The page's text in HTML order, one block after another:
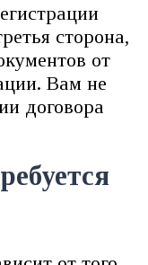
сторона,
от
Вам не
договора